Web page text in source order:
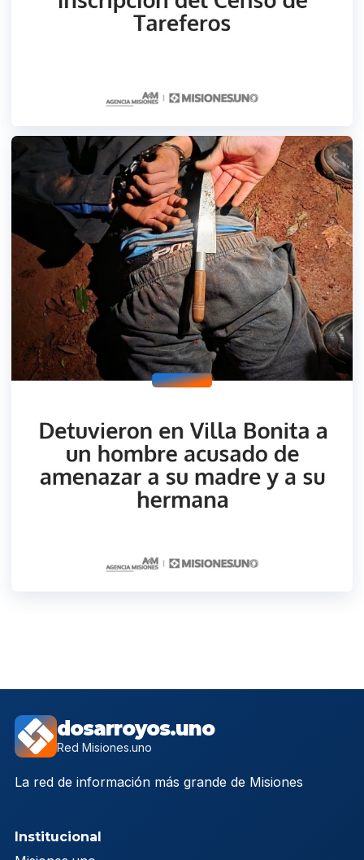
dosarroyos.uno
Red Misiones.uno
La red de información más grande de Misiones
Institucional